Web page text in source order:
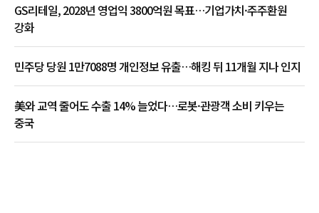
GS리테일, 2028년 영업익 3800억원 목표…기업가치·주주환원
강화
민주당 당원 1만7088명 개인정보 유출…해킹 뒤 11개월 지나 인지
美와 교역 줄어도 수출 14% 늘었다…로봇·관광객 소비 키우는
중국